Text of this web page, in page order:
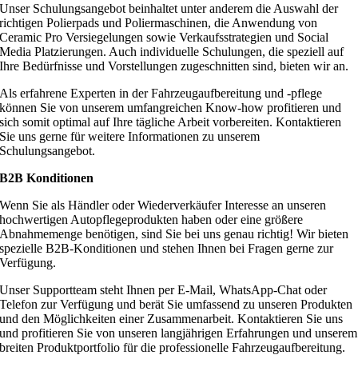
Unser Schulungsangebot beinhaltet unter anderem die Auswahl der
richtigen Polierpads und Poliermaschinen, die Anwendung von
Ceramic Pro Versiegelungen sowie Verkaufsstrategien und Social
Media Platzierungen. Auch individuelle Schulungen, die speziell auf
Ihre Bedürfnisse und Vorstellungen zugeschnitten sind, bieten wir an.
Als erfahrene Experten in der Fahrzeugaufbereitung und -pflege
können Sie von unserem umfangreichen Know-how profitieren und
sich somit optimal auf Ihre tägliche Arbeit vorbereiten. Kontaktieren
Sie uns gerne für weitere Informationen zu unserem
Schulungsangebot.
B2B Konditionen
Wenn Sie als Händler oder Wiederverkäufer Interesse an unseren
hochwertigen Autopflegeprodukten haben oder eine größere
Abnahmemenge benötigen, sind Sie bei uns genau richtig! Wir bieten
spezielle B2B-Konditionen und stehen Ihnen bei Fragen gerne zur
Verfügung.
Unser Supportteam steht Ihnen per E-Mail, WhatsApp-Chat oder
Telefon zur Verfügung und berät Sie umfassend zu unseren Produkten
und den Möglichkeiten einer Zusammenarbeit. Kontaktieren Sie uns
und profitieren Sie von unseren langjährigen Erfahrungen und unserem
breiten Produktportfolio für die professionelle Fahrzeugaufbereitung.